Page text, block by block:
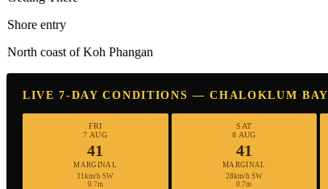
Shore entry
North coast of Koh Phangan
LIVE 7-DAY CONDITIONS — CHALOKLUM BAY
FRI
7 AUG
41
MARGINAL
31km/h SW
0.7m
SAT
8 AUG
41
MARGINAL
28km/h SW
0.7m